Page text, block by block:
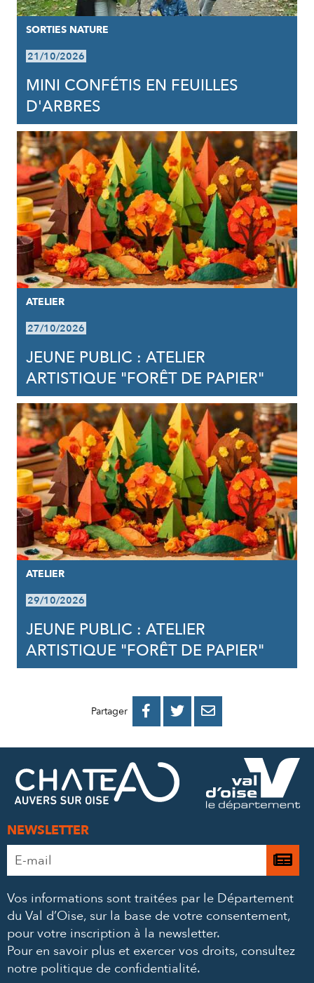
SORTIES NATURE
21/10/2026
MINI CONFÉTIS EN FEUILLES
D'ARBRES
ATELIER
27/10/2026
JEUNE PUBLIC : ATELIER
ARTISTIQUE "FORÊT DE PAPIER"
ATELIER
29/10/2026
JEUNE PUBLIC : ATELIER
ARTISTIQUE "FORÊT DE PAPIER"
Partager 
PARTAGER
FACEBOOK
PARTAGER
PARTAGER
MAIL
NEWSLETTER
Adresse
e-
*
Je
à
Vos informations sont traitées par le Département
du Val d’Oise, sur la base de votre consentement,
pour votre inscription à la newsletter.
Pour en savoir plus et exercer vos droits, consultez
notre politique de confidentialité.